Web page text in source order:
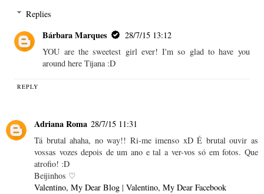
Replies
Bárbara Marques
28/7/15 13:12
YOU are the sweetest girl ever! I'm so glad to have you
around here Tijana :D
REPLY
Adriana Roma 28/7/15 11:31
Tá brutal ahaha, no way!! Ri-me imenso xD É brutal ouvir as
vossas vozes depois de um ano e tal a ver-vos só em fotos. Que
atrofio! :D
Beijinhos ♡
Valentino, My Dear Blog | Valentino, My Dear Facebook